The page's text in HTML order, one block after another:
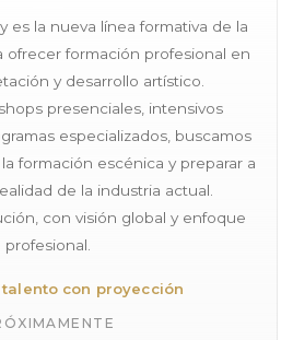
es la nueva línea formativa de la
ofrecer formación profesional en
y desarrollo artístico.
presenciales, intensivos
especializados, buscamos
formación escénica y preparar a
de la industria actual.
con visión global y enfoque
profesional.
con proyección